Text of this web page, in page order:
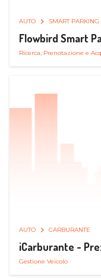
AUTO SMART PARKING
Flowbird Smart
Ricerca, Prenotazione e
AUTO CARBURANTE
iCarburante -
Gestione Veicolo